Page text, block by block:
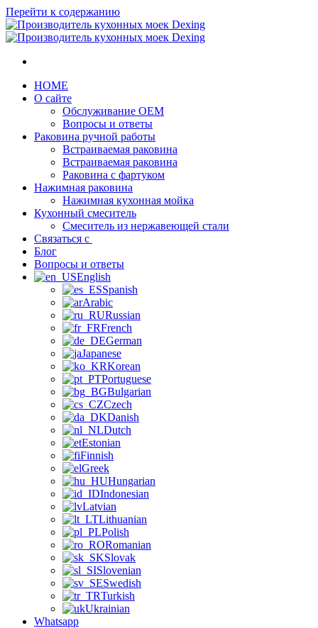
Перейти к содержанию
HOME
О сайте
Обслуживание OEM
Вопросы и ответы
Раковина ручной работы
Встраиваемая раковина
Встраиваемая раковина
Раковина с фартуком
Нажимная раковина
Нажимная кухонная мойка
Кухонный смеситель
Смеситель из нержавеющей стали
Связаться с
Блог
Вопросы и ответы
English
Spanish
Arabic
Russian
French
German
Japanese
Korean
Portuguese
Bulgarian
Czech
Danish
Dutch
Estonian
Finnish
Greek
Hungarian
Indonesian
Latvian
Lithuanian
Polish
Romanian
Slovak
Slovenian
Swedish
Turkish
Ukrainian
Whatsapp